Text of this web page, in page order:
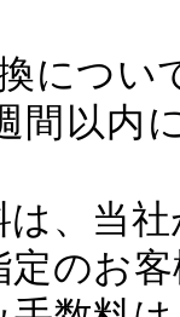
につい
間以
は、当
定のお